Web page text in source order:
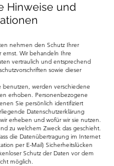
Hinweise und
nehmen den Schutz Ihrer
ernst. Wir behandeln Ihre
vertraulich und entsprechend
sowie dieser
benutzen, werden verschiedene
erhoben. Personenbezogene
Sie persönlich identifiziert
Datenschutzerklärung
erheben und wofür wir sie nutzen.
zu welchem Zweck das geschieht.
die Datenübertragung im Internet
per E-Mail) Sicherheitslücken
Schutz der Daten vor dem
möglich.